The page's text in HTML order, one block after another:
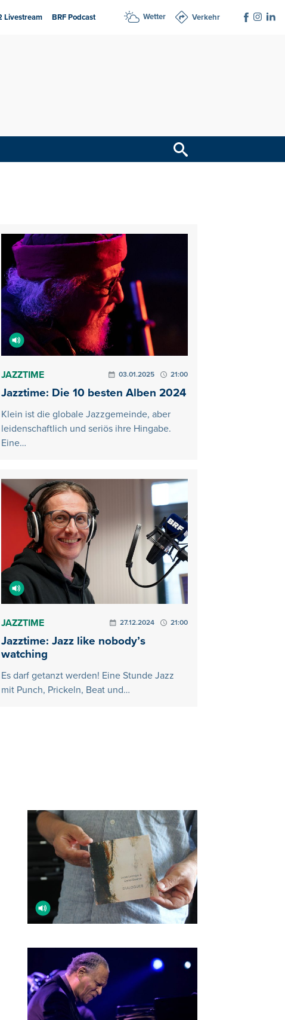
Livestream BRF Podcast Wetter Verkehr
JAZZTIME 03.01.2025 21:00
Jazztime: Die 10 besten Alben 2024
Klein ist die globale Jazzgemeinde, aber
leidenschaftlich und seriös ihre Hingabe.
Eine…
JAZZTIME 27.12.2024 21:00
Jazztime: Jazz like nobody’s
watching
Es darf getanzt werden! Eine Stunde Jazz
mit Punch, Prickeln, Beat und…